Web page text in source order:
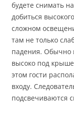
будете снимать
добиться
сложном
там не только
падения. Обычно
высоко под
этом гости
входу.
подсвечиваются